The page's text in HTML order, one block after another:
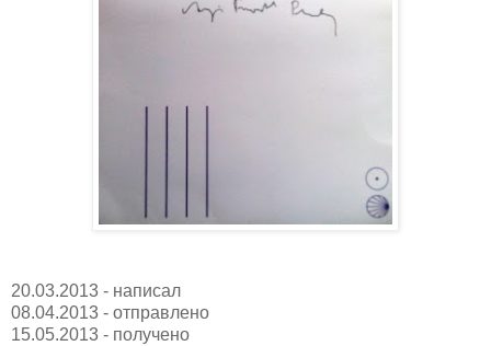
20.03.2013 - написал
08.04.2013 - отправлено
15.05.2013 - получено